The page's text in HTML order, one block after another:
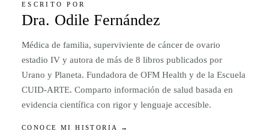
ESCRITO POR
Dra. Odile Fernández
Médica de familia, superviviente de cáncer de ovario
estadio IV y autora de más de 8 libros publicados por
Urano y Planeta. Fundadora de OFM Health y de la Escuela
CUID-ARTE. Comparto información de salud basada en
evidencia científica con rigor y lenguaje accesible.
CONOCE MI HISTORIA →